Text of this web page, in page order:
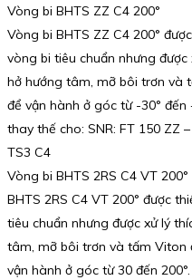
Vòng bi BHTS ZZ C4 200°
Vòng bi BHTS ZZ C4 200°
vòng bi tiêu chuẩn nhưng
hở hướng tâm, mỡ bôi trơn và
để vận hành ở góc từ -30° đến
thay thế cho: SNR: FT 150 ZZ
TS3 C4
Vòng bi BHTS 2RS C4 VT 200°
BHTS 2RS C4 VT 200° được
tiêu chuẩn nhưng được xử lý
tâm, mỡ bôi trơn và tấm Viton
vận hành ở góc từ 30 đến 200°.